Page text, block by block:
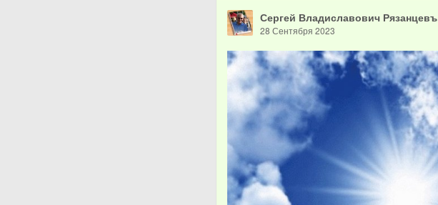
Сергей Владиславович Рязанцевъ
28 Сентября 2023